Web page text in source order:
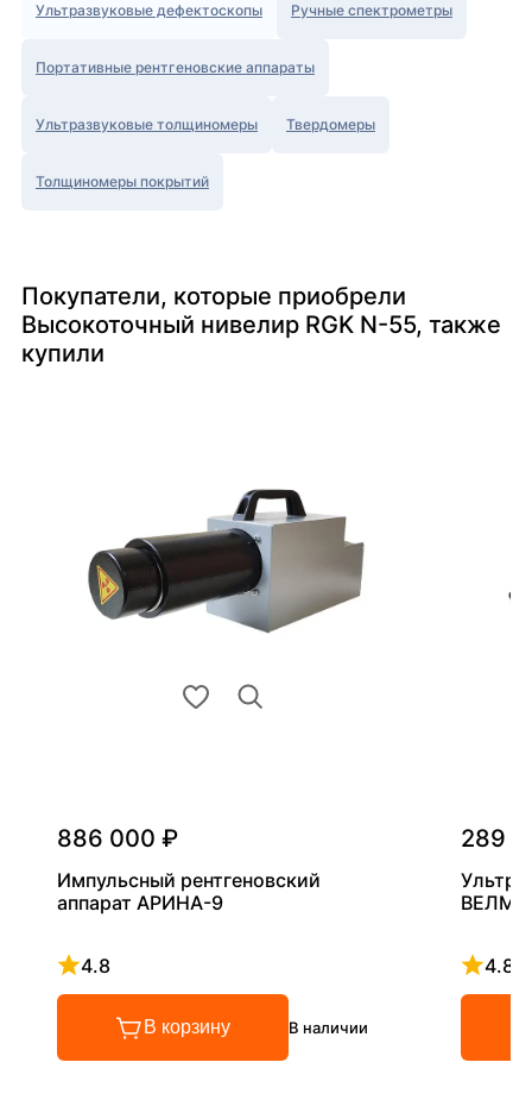
Ультразвуковые дефектоскопы Ручные спектрометры
Портативные рентгеновские аппараты
Ультразвуковые толщиномеры Твердомеры
Толщиномеры покрытий
Покупатели, которые приобрели
Высокоточный нивелир RGK N-55, также
купили
886 000 ₽
Импульсный рентгеновский
аппарат АРИНА-9
4.8
Рейтинг 4.8 из 5
В корзину В наличии
289
4.8